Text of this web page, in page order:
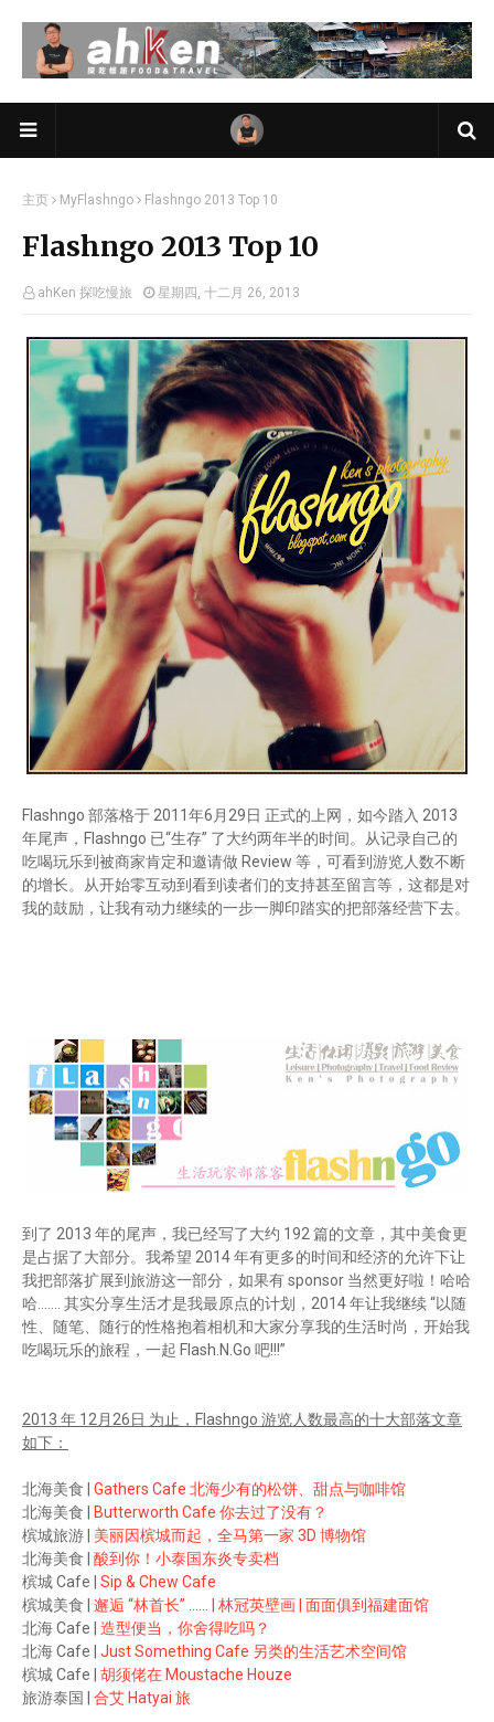
主页 MyFlashngo Flashngo 2013 Top 10
Flashngo 2013 Top 10
ahKen 探吃慢旅 星期四, 十二月 26, 2013
Flashngo 部落格于 2011年6月29日 正式的上网，如今踏入 2013
年尾声，Flashngo 已“生存” 了大约两年半的时间。从记录自己的
吃喝玩乐到被商家肯定和邀请做 Review 等，可看到游览人数不断
的增长。从开始零互动到看到读者们的支持甚至留言等，这都是对
我的鼓励，让我有动力继续的一步一脚印踏实的把部落经营下去。
到了 2013 年的尾声，我已经写了大约 192 篇的文章，其中美食更
是占据了大部分。我希望 2014 年有更多的时间和经济的允许下让
我把部落扩展到旅游这一部分，如果有 sponsor 当然更好啦！哈哈
哈....... 其实分享生活才是我最原点的计划，2014 年让我继续 “以随
性、随笔、随行的性格抱着相机和大家分享我的生活时尚，开始我
吃喝玩乐的旅程，一起 Flash.N.Go 吧!!!”
2013 年 12月26日 为止，Flashngo 游览人数最高的十大部落文章
如下：
北海美食 | Gathers Cafe 北海少有的松饼、甜点与咖啡馆
北海美食 |
Butterworth Cafe 你去过了没有？
槟城旅游 | 美丽因槟城而起，全马第一家 3D 博物馆
北海美食 | 酸到你！小泰国东炎专卖档
槟城 Cafe | Sip & Chew Cafe
槟城美食 | 邂逅 “林首长” ...... | 林冠英壁画 | 面面俱到福建面馆
北海 Cafe | 造型便当，你舍得吃吗？
北海 Cafe | Just Something Cafe 另类的生活艺术空间馆
槟城 Cafe | 胡须佬在 Moustache Houze
旅游泰国 | 合艾 Hatyai 旅